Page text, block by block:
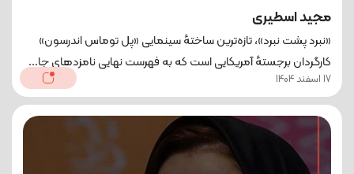
مجید اسطیری
«نبرد پشت نبرد»، تازه‌ترین ساختهٔ سینمایی «پل توماس اندرسون»
کارگردان برجستهٔ آمریکایی است که به فهرست نهایی نامزدهای جا...
17 اسفند 1404